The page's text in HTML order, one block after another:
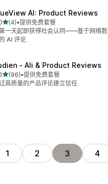
AI: Product Reviews
星（满分 5 星）
(4)
4 条评论
•提供免费套餐
一天起即获得社会认同——基于网络数
AI 评论
‑ Ali & Product Reviews
星（满分 5 星）
(96)
96 条评论
•提供免费套餐
高质量的产品评论建立信任
1 2 3 4